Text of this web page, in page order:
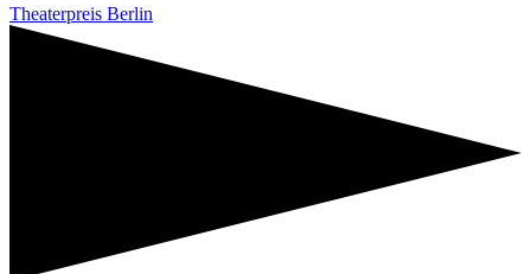
Theaterpreis Berlin